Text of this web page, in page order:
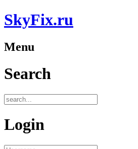
SkyFix.ru
Menu
Search
Login